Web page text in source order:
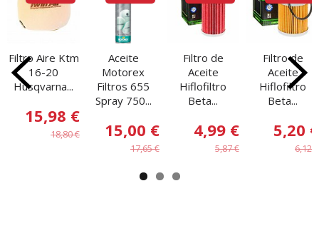
Filtro Aire Ktm
16-20
Husqvarna...
15,98 €
18,80 €
Aceite
Motorex
Filtros 655
Spray 750...
15,00 €
17,65 €
Filtro de
Aceite
Hiflofiltro
Beta...
4,99 €
5,87 €
Filtro de
Aceite
Hiflofiltro
Beta...
5,20 €
6,12 €